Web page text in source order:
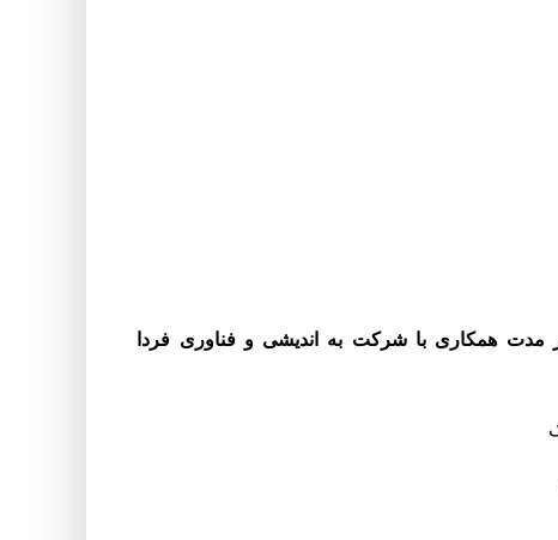
همکاری با شرکت به اندیشی و فناوری فردا